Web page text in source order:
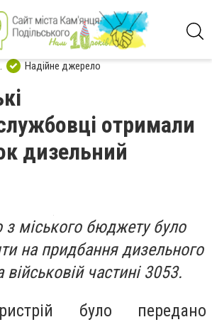
Надійне джерело
отримали
дизельний
міського бюджету було
на придбання дизельного
військовій частині 3053.
було передано